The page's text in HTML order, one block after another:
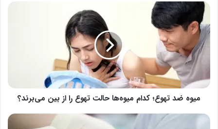
میوه
ضد
تهوع؛
کدام
میوه‌ها
حالت
تهوع
را
از
میوه ضد تهوع؛ کدام میوه‌ها حالت تهوع را از بین می‌برند؟
بهترین